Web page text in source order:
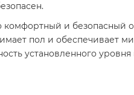
и безопасный
пол и обеспечивает
установленного